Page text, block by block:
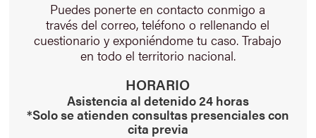
Puedes ponerte en contacto conmigo a
través del correo, teléfono o rellenando el
cuestionario y exponiéndome tu caso. Trabajo
en todo el territorio nacional.
HORARIO
Asistencia al detenido 24 horas
*Solo se atienden consultas presenciales con
cita previa